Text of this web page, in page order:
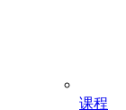
课程